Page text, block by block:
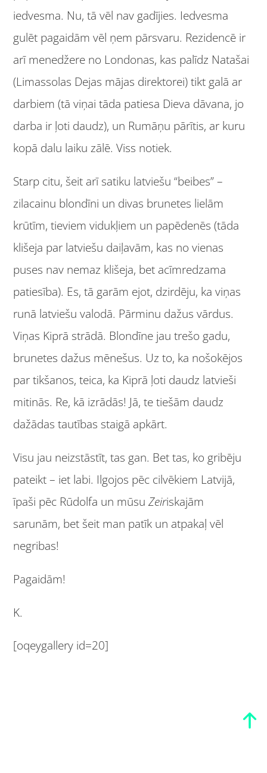
iedvesma. Nu, tā vēl nav gadījies. Iedvesma
gulēt pagaidām vēl ņem pārsvaru. Rezidencē ir
arī menedžere no Londonas, kas palīdz Natašai
(Limassolas Dejas mājas direktorei) tikt galā ar
darbiem (tā viņai tāda patiesa Dieva dāvana, jo
darba ir ļoti daudz), un Rumāņu pārītis, ar kuru
kopā dalu laiku zālē. Viss notiek.
Starp citu, šeit arī satiku latviešu “beibes” –
zilacainu blondīni un divas brunetes lielām
krūtīm, tieviem vidukļiem un papēdenēs (tāda
klišeja par latviešu daiļavām, kas no vienas
puses nav nemaz klišeja, bet acīmredzama
patiesība). Es, tā garām ejot, dzirdēju, ka viņas
runā latviešu valodā. Pārminu dažus vārdus.
Viņas Kiprā strādā. Blondīne jau trešo gadu,
brunetes dažus mēnešus. Uz to, ka nošokējos
par tikšanos, teica, ka Kiprā ļoti daudz latvieši
mitinās. Re, kā izrādās! Jā, te tiešām daudz
dažādas tautības staigā apkārt.
Visu jau neizstāstīt, tas gan. Bet tas, ko gribēju
pateikt – iet labi. Ilgojos pēc cilvēkiem Latvijā,
īpaši pēc Rūdolfa un mūsuZeiriskajām
sarunām, bet šeit man patīk un atpakaļ vēl
negribas!
Pagaidām!
K.
[oqeygallery id=20]